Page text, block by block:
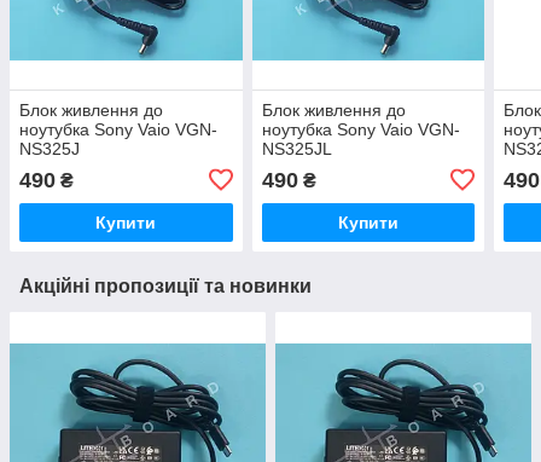
Блок живлення до
ноутубка Sony Vaio VGN-
NS325J
490 ₴
Купити
Блок живлення до
ноутубка Sony Vaio VGN-
NS325JL
490₴
Купити
490
Акційні пропозиції та новинки